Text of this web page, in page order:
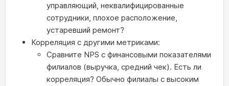
управляющий, неквалифицированные
сотрудники, плохое расположение,
устаревший ремонт?
Корреляция с другими метриками:
Сравните NPS с финансовыми показателями
филиалов (выручка, средний чек). Есть ли
корреляция? Обычно филиалы с высоким